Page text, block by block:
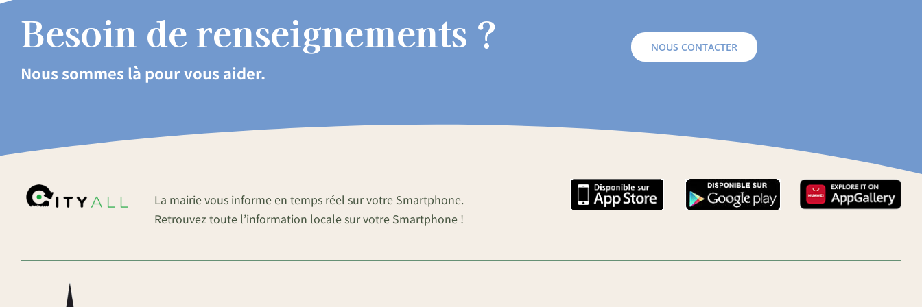
Besoin de renseignements ?
Nous sommes là pour vous aider.
NOUS CONTACTER
La mairie vous informe en temps réel sur votre Smartphone.
Retrouvez toute l’information locale sur votre Smartphone !